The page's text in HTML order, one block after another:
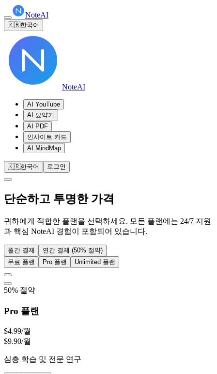
NoteAI
🇰🇷한국어
NoteAI
AI YouTube
AI 요약기
AI PDF
인사이트 카드
AI MindMap
🇰🇷한국어 로그인
단순하고 투명한가격
귀하에게 적합한 플랜을 선택하세요. 모든 플랜에는 24/7 지원
과 핵심 NoteAI 경험이 포함되어 있습니다.
월간 결제
연간 결제 (50% 절약)
무료 플랜
Pro 플랜 Unlimited 플랜
50% 절약
Pro 플랜
$4.99/월
$9.90/월
심층 학습 및 전문 연구